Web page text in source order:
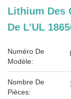
Lithium Des
De L'UL
Numéro De
Modèle:
Nombre De
Pièces: